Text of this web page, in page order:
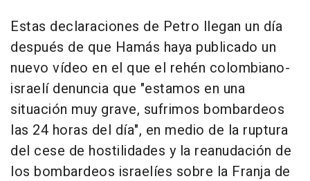
Estas declaraciones de Petro llegan un día
después de que Hamás haya publicado un
nuevo vídeo en el que el rehén colombiano-
israelí denuncia que "estamos en una
situación muy grave, sufrimos bombardeos
las 24 horas del día", en medio de la ruptura
del cese de hostilidades y la reanudación de
los bombardeos israelíes sobre la Franja de